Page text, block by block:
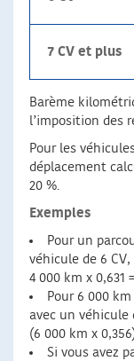
7 CV et plus
Barème
l’imposition des
Pour les
déplacement
20 %.
Exemples
Pour un
véhicule de 6
4 000 km x 0,631
Pour 6 000
avec un véhicule
(6 000 km x
Si vous avez